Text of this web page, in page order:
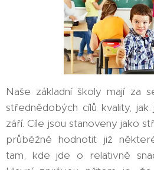
Naše základní školy mají za
střednědobých cílů kvality,
září. Cíle jsou stanoveny jako
průběžně hodnotit již
tam, kde jde o relativně